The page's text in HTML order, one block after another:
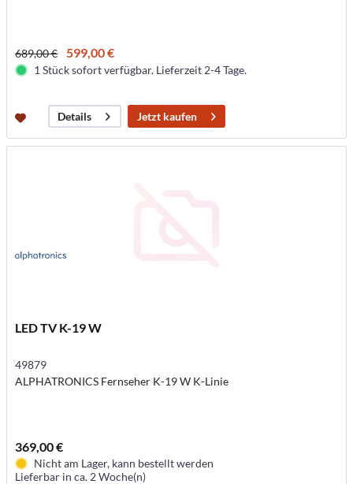
689,00 € 599,00 €
1 Stück sofort verfügbar. Lieferzeit 2-4 Tage.
Details Jetzt kaufen
LED TV K-19 W
49879
ALPHATRONICS Fernseher K-19 W K-Linie
369,00 €
Nicht am Lager, kann bestellt werden
Lieferbar in ca. 2 Woche(n)